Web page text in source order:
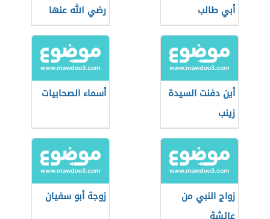
أبي طالب
رضي الله عنها
أين دفنت السيدة
زينب
أسماء الصحابيات
زواج النبي من
زوجة أبو سفيان